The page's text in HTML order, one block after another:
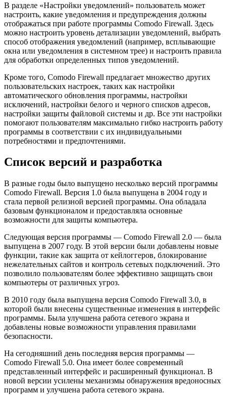
В разделе «Настройки уведомлений» пользователь может
настроить, какие уведомления и предупреждения должны
отображаться при работе программы Comodo Firewall. Здесь
можно настроить уровень детализации уведомлений, выбрать
способ отображения уведомлений (например, всплывающие
окна или уведомления в системном трее) и настроить правила
для обработки определенных типов уведомлений.
Кроме того, Comodo Firewall предлагает множество других
пользовательских настроек, таких как настройки
автоматического обновления программы, настройки
исключений, настройки белого и черного списков адресов,
настройки защиты файловой системы и др. Все эти настройки
помогают пользователям максимально гибко настроить работу
программы в соответствии с их индивидуальными
потребностями и предпочтениями.
Список версий и разработка
В разные годы было выпущено несколько версий программы
Comodo Firewall. Версия 1.0 была выпущена в 2004 году и
стала первой релизной версией программы. Она обладала
базовым функционалом и предоставляла основные
возможности для защиты компьютера.
Следующая версия программы — Comodo Firewall 2.0 — была
выпущена в 2007 году. В этой версии были добавлены новые
функции, такие как защита от кейлоггеров, блокирование
нежелательных сайтов и контроль сетевых подключений. Это
позволило пользователям более эффективно защищать свои
компьютеры от различных угроз.
В 2010 году была выпущена версия Comodo Firewall 3.0, в
которой были внесены существенные изменения в интерфейс
программы. Была улучшена работа сетевого экрана и
добавлены новые возможности управления правилами
безопасности.
На сегодняшний день последняя версия программы —
Comodo Firewall 5.0. Она имеет более современный
представленный интерфейс и расширенный функционал. В
новой версии усилены механизмы обнаружения вредоносных
программ и улучшена работа сетевого экрана.